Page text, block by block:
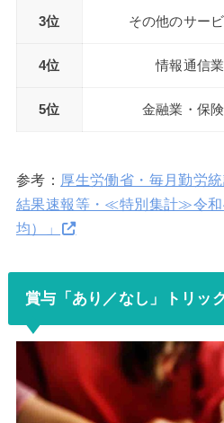
3位 その他のサー
4位 情報通信業
5位 金融業・保
参考： 厚生労働省・毎月勤労
結果速報等・≪特別集計≫令和
均）」
賞与「あり／なし」トリッ